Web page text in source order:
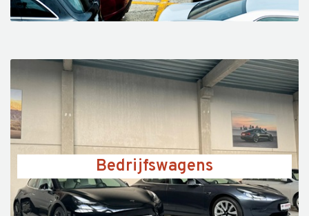
Bedrijfswagens